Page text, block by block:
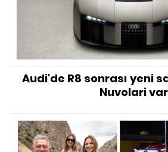
Audi'de R8 sonrası yeni
Nuvolari var